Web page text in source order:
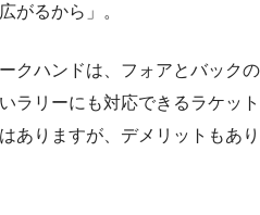
がるから」。
クハンドは、フォアとバックの
ラリーにも対応できるラケット
ありますが、デメリットもあり